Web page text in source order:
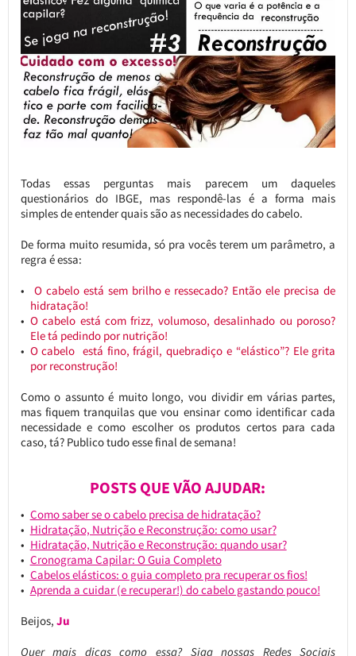
Todas essas perguntas mais parecem um daqueles
questionários do IBGE, mas respondê-las é a forma mais
simples de entender quais são as necessidades do cabelo.
De forma muito resumida, só pra vocês terem um parâmetro, a
regra é essa:
O cabelo está sem brilho e ressecado? Então ele precisa de
hidratação!
O cabelo está com frizz, volumoso, desalinhado ou poroso?
Ele tá pedindo por nutrição!
O cabelo está fino, frágil, quebradiço e “elástico”? Ele grita
por reconstrução!
Como o assunto é muito longo, vou dividir em várias partes,
mas fiquem tranquilas que vou ensinar como identificar cada
necessidade e como escolher os produtos certos para cada
caso, tá? Publico tudo esse final de semana!
POSTS QUE VÃO AJUDAR:
Como saber se o cabelo precisa de hidratação?
Hidratação, Nutrição e Reconstrução: como usar?
Hidratação, Nutrição e Reconstrução: quando usar?
Cronograma Capilar: O Guia Completo
Cabelos elásticos: o guia completo pra recuperar os fios!
Aprenda a cuidar (e recuperar!) do cabelo gastando pouco!
Beijos, Ju
Quer mais dicas como essa? Siga nossas Redes Sociais